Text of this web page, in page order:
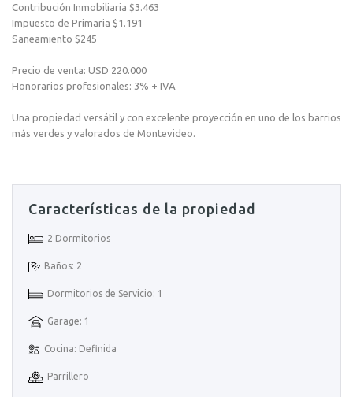
Contribución Inmobiliaria $3.463
Impuesto de Primaria $1.191
Saneamiento $245
Precio de venta: USD 220.000
Honorarios profesionales: 3% + IVA
Una propiedad versátil y con excelente proyección en uno de los barrios
más verdes y valorados de Montevideo.
Características de la propiedad
2 Dormitorios
Baños: 2
Dormitorios de Servicio: 1
Garage: 1
Cocina: Definida
Parrillero